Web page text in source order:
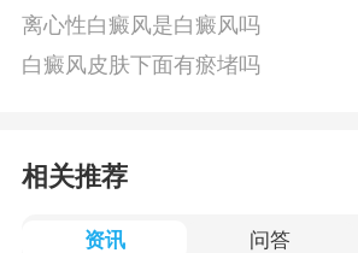
离心性白癜风是白癜风吗
白癜风皮肤下面有瘀堵吗
相关推荐
资讯 问答